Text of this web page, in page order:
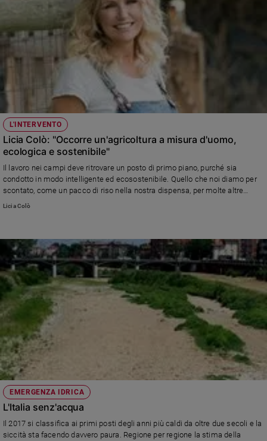
L'INTERVENTO
Licia Colò: "Occorre un'agricoltura a misura d'uomo,
ecologica e sostenibile"
Il lavoro nei campi deve ritrovare un posto di primo piano, purché sia
condotto in modo intelligente ed ecosostenibile. Quello che noi diamo per
scontato, come un pacco di riso nella nostra dispensa, per molte altre
persone rappresenta una conquista quotidiana. Per questo motivo riparte la
nel resto del mondo
Licia Colò
EMERGENZA IDRICA
L'Italia senz'acqua
Il 2017 si classifica ai primi posti degli anni più caldi da oltre due secoli e la
siccità sta facendo davvero paura. Regione per regione la stima della